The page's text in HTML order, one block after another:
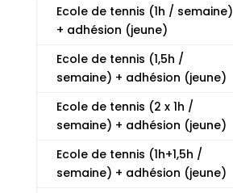
Ecole de tennis (1h / semaine)
+ adhésion (jeune)
Ecole de tennis (1,5h /
semaine) + adhésion (jeune)
Ecole de tennis (2 x 1h /
semaine) + adhésion (jeune)
Ecole de tennis (1h+1,5h /
semaine) + adhésion (jeune)